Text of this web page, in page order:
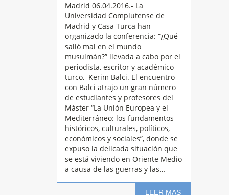
Madrid 06.04.2016.- La
Universidad Complutense de
Madrid y Casa Turca han
organizado la conferencia: “¿Qué
salió mal en el mundo
musulmán?” llevada a cabo por el
periodista, escritor y académico
turco, Kerim Balci. El encuentro
con Balci atrajo un gran número
de estudiantes y profesores del
Máster “La Unión Europea y el
Mediterráneo: los fundamentos
históricos, culturales, políticos,
económicos y sociales”, donde se
expuso la delicada situación que
se está viviendo en Oriente Medio
a causa de las guerras y las…
LEER MAS
Conferencia
Cervantes y